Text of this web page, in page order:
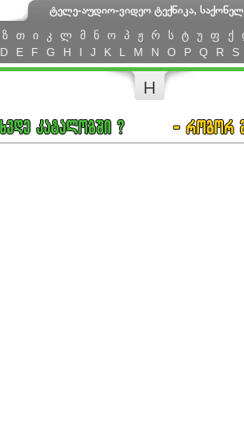
ტელე-აუდიო-ვიდეო ტექნიკა,
ზ თ ი კ ლ მ ნ ო პ ჟ რ ს ტ უ ფ ქ
D E F G H I J K L M N O P Q R S
H